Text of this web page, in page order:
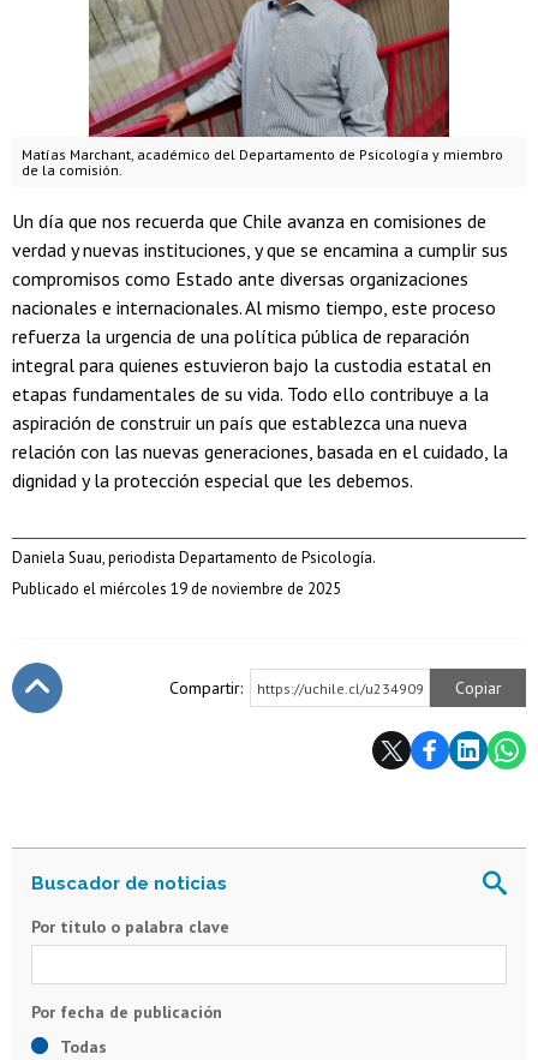
Matías Marchant, académico del Departamento de Psicología y miembro
de la comisión.
Un día que nos recuerda que Chile avanza en comisiones de
verdad y nuevas instituciones, y que se encamina a cumplir sus
compromisos como Estado ante diversas organizaciones
nacionales e internacionales. Al mismo tiempo, este proceso
refuerza la urgencia de una política pública de reparación
integral para quienes estuvieron bajo la custodia estatal en
etapas fundamentales de su vida. Todo ello contribuye a la
aspiración de construir un país que establezca una nueva
relación con las nuevas generaciones, basada en el cuidado, la
dignidad y la protección especial que les debemos.
Daniela Suau, periodista Departamento de Psicología.
Publicado el miércoles 19 de noviembre de 2025
Compartir: https://uchile.cl/u234909 Copiar
Por título o palabra clave
Todas